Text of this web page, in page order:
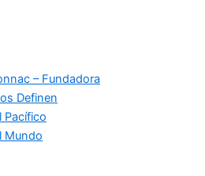
– Fundadora
Definen
Pacífico
Mundo